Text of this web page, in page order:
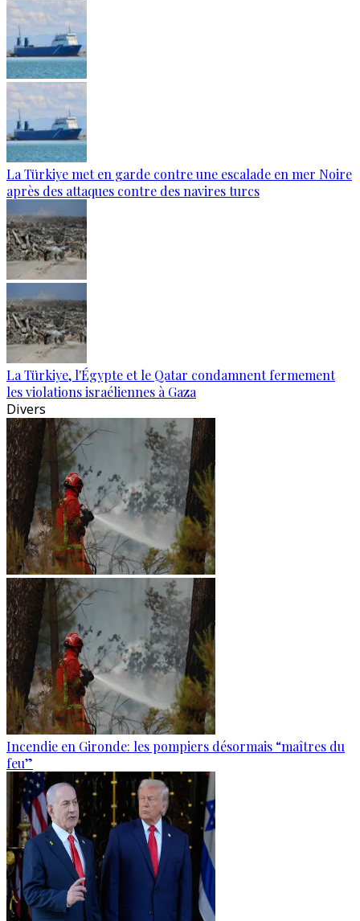
La Türkiye met en garde contre une escalade en mer Noire
après des attaques contre des navires turcs
La Türkiye, l'Égypte et le Qatar condamnent fermement
les violations israéliennes à Gaza
Divers
Incendie en Gironde: les pompiers désormais “maîtres du
feu”